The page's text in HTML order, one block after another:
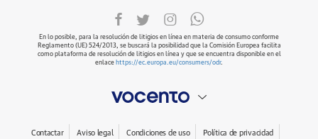
En lo posible, para la resolución de litigios en línea en materia de consumo conforme
Reglamento (UE) 524/2013, se buscará la posibilidad que la Comisión Europea facilita
como plataforma de resolución de litigios en línea y que se encuentra disponible en el
enlace https://ec.europa.eu/consumers/odr.
Contactar Aviso legal Condiciones de uso Política de privacidad